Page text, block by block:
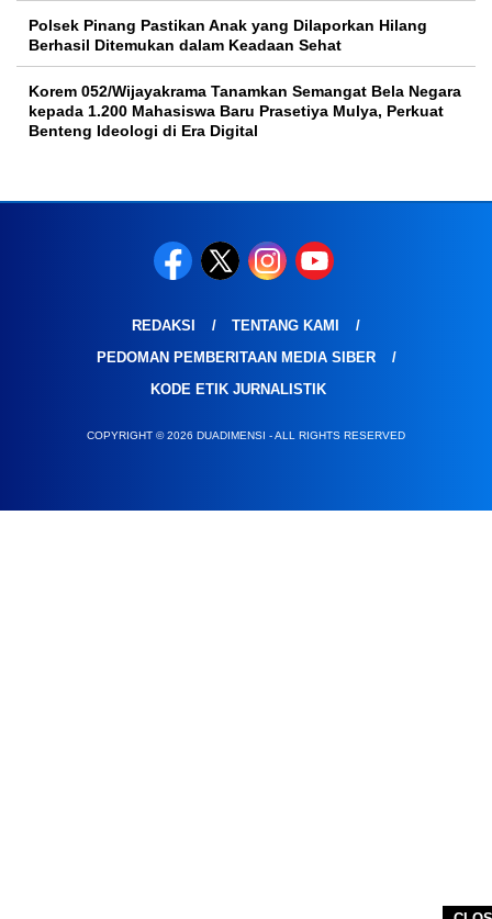
Polsek Pinang Pastikan Anak yang Dilaporkan Hilang
Berhasil Ditemukan dalam Keadaan Sehat
Korem 052/Wijayakrama Tanamkan Semangat Bela Negara
kepada 1.200 Mahasiswa Baru Prasetiya Mulya, Perkuat
Benteng Ideologi di Era Digital
REDAKSI
TENTANG KAMI
PEDOMAN PEMBERITAAN MEDIA SIBER
KODE ETIK JURNALISTIK
COPYRIGHT © 2026 DUADIMENSI - ALL RIGHTS RESERVED